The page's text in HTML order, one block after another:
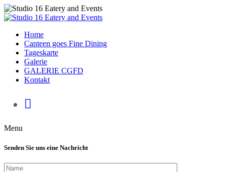
Home
Canteen goes Fine Dining
Tageskarte
Galerie
GALERIE CGFD
Kontakt
Menu
Senden Sie uns eine Nachricht